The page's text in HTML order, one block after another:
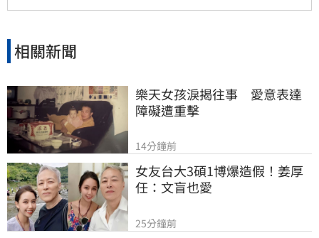
相關新聞
樂天女孩淚揭往事　愛意表達
障礙遭重擊
14分鐘前
女友台大3碩1博爆造假！姜厚
任：文盲也愛
25分鐘前